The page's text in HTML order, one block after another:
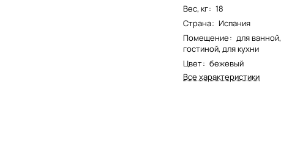
Вес, кг: 18
Страна: Испания
Помещение: для ванной,
гостиной, для кухни
Цвет: бежевый
Все характеристики